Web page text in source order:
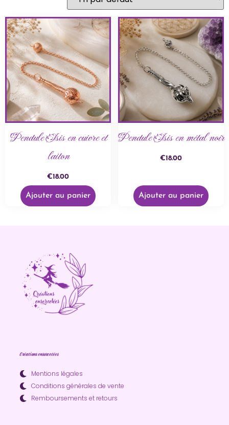
Pendule Isis en cuivre et
laiton
€18.00
Ajouter au panier
Pendule Isis en métal noir
€18.00
Ajouter au panier
Créations ensorcelées
Mentions légales
Conditions générales de vente
Remboursements et retours